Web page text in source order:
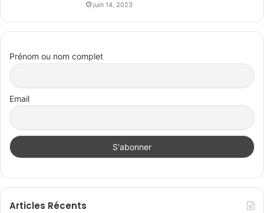
juin 14, 2023
Prénom ou nom complet
Email
Articles Récents